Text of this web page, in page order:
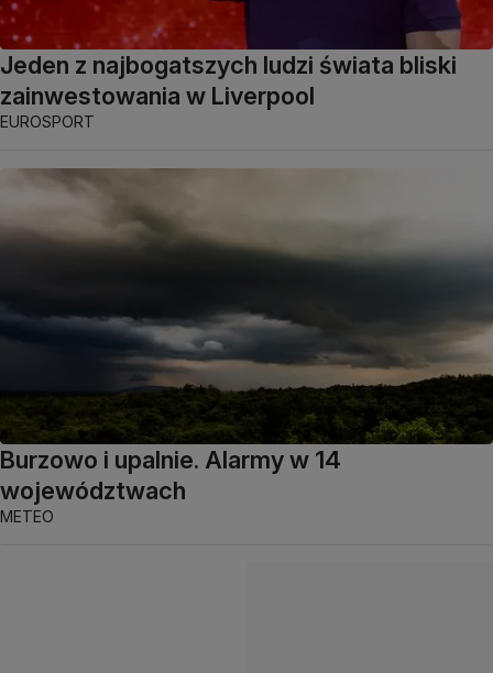
Jeden z najbogatszych ludzi świata bliski
zainwestowania w Liverpool
EUROSPORT
Burzowo i upalnie. Alarmy w 14
województwach
METEO